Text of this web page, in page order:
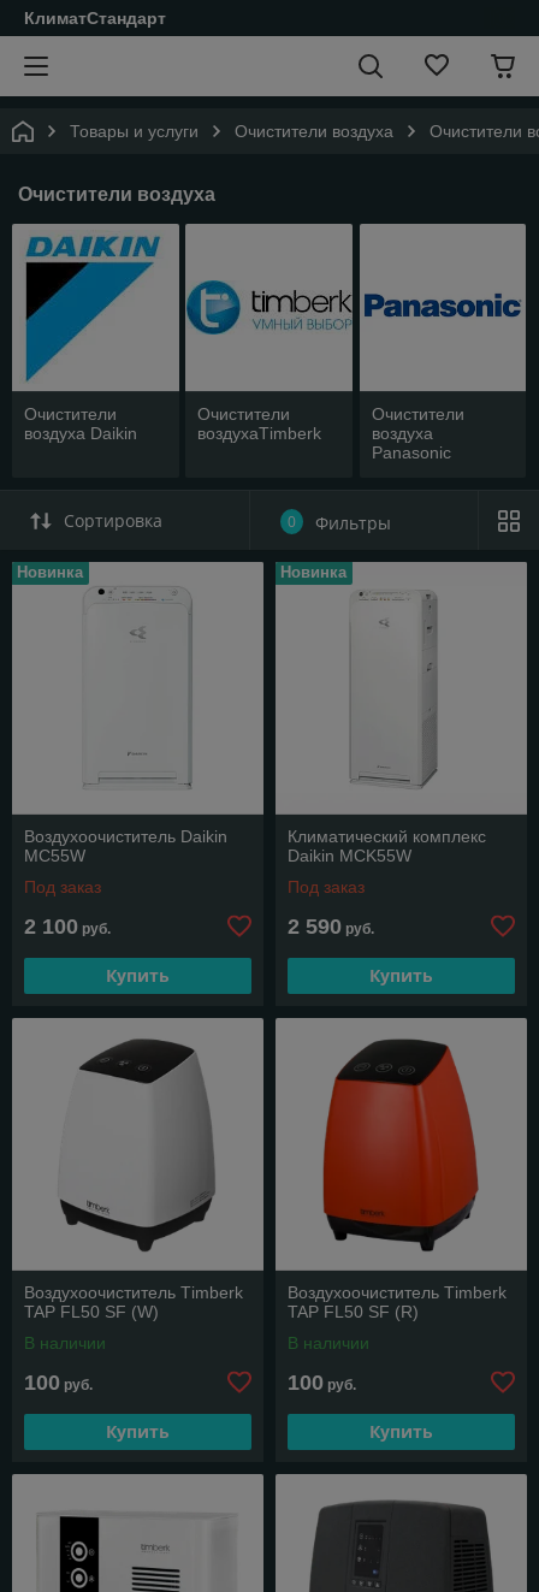
КлиматСтандарт
Товары и услуги Очистители воздуха Очистители
Очистители воздуха
Очистители
воздуха Daikin
Очистители
воздухаТimberk
Очистители
воздуха
Panasonic
Сортировка 0 Фильтры
Новинка
Воздухоочиститель Daikin
MC55W
Под заказ
2 100 руб.
Купить
Новинка
Климатический комплекс
Daikin MCK55W
Под заказ
2 590 руб.
Купить
Воздухоочиститель Тimberk
TAP FL50 SF (W)
В наличии
100 руб.
Купить
Воздухоочиститель Тimberk
TAP FL50 SF (R)
В наличии
100 руб.
Купить